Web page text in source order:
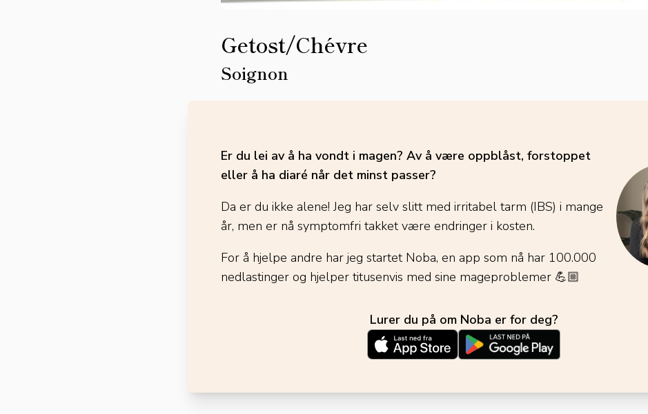
Getost/Chévre
Soignon
Er du lei av å ha vondt i magen? Av å være oppblåst, forstoppet
eller å ha diaré når det minst passer?
Da er du ikke alene! Jeg har selv slitt med irritabel tarm (IBS) i mange
år, men er nå symptomfri takket være endringer i kosten.
For å hjelpe andre har jeg startet Noba, en app som nå har 100.000
nedlastinger og hjelper titusenvis med sine mageproblemer 💪🏼
Lurer du på om Noba er for deg?